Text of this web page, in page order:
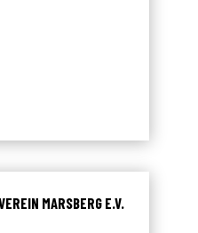
MARSBERG E.V.